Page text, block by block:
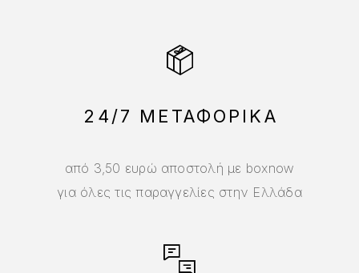
24/7 ΜΕΤΑΦΟΡΙΚΑ
από 3,50 ευρώ αποστολή με boxnow
για όλες τις παραγγελίες στην Ελλάδα